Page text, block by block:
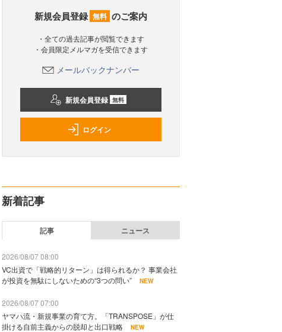
新規会員登録 無料 のご案内
・全ての過去記事が閲覧できます
・会員限定メルマガを受信できます
メールバックナンバー
新規会員登録 無料
ログイン
新着記事
記事 ニュース
2026/08/07 08:00
VC出資で「戦略的リターン」は得られるか？ 事業会社
が投資を無駄にしないための“3つの問い”
NEW
2026/08/07 07:00
ヤマハ流・新規事業の育て方。「TRANSPOSE」が仕
掛ける自前主義からの脱却と出口戦略
NEW